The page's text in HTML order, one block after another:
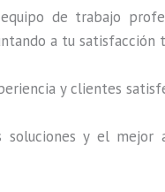
de trabajo
a tu
y clientes
soluciones y el